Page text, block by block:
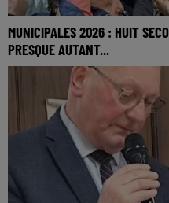
MUNICIPALES 2026 : HUIT
PRESQUE AUTANT...